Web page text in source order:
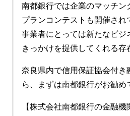
南都銀行では企業のマッチン
プランコンテストも開催され
事業者にとっては新たなビジ
きっかけを提供してくれる存
奈良県内で信用保証協会付き
ら、まずは南都銀行がお勧め
【株式会社南都銀行の金融機